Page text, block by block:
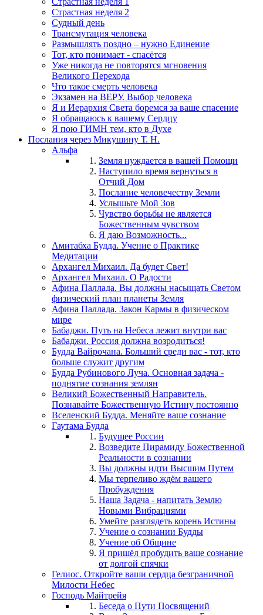
Страстная неделя 2
Судный день
Трансмутация человека
Размышлять поздно – нужно Единение
Тот, кто понимает - спасётся
Уже никогда не повторятся мгновения
Великого Перехода
Что такое смерть человека
Экзамен на ВЕРУ. Выбор человека
Я и Иерархия Света боремся за ваше спасение
Я обращаюсь к вашему Сердцу
Я пою ГИМН тем, кто в Духе
Послания через Микушину Т. Н.
Альфа
Земля нуждается в вашей Помощи
Наступило время вернуться в
Отчий Дом
Послание человечеству Земли
Услышьте Мой Зов
Чувство борьбы не является
Божественным чувством
Я даю Возможность...
Амитабха Будда. Учение о Практике
Медитации
Архангел Михаил. Да будет Свет!
Архангел Михаил. О Радости
Афина Паллада. Вы должны насыщать Светом
физический план планеты Земля
Афина Паллада. Закон Кармы в физическом
мире
Бабаджи. Путь на Небеса лежит внутри вас
Бабаджи. Россия должна возродиться!
Будда Вайрочана. Больший среди вас - тот, кто
больше служит другим
Будда Рубинового Луча. Основная задача -
поднятие сознания землян
Великий Божественный Направитель.
Познавайте Божественную Истину постоянно
Вселенский Будда. Меняйте ваше сознание
Гаутама Будда
Будущее России
Возведите Пирамиду Божественной
Реальности в сознании
Вы должны идти Высшим Путем
Мы терпеливо ждём вашего
Пробуждения
Наша Задача - напитать Землю
Новыми Вибрациями
Умейте разглядеть корень Истины
Учение о сознании Будды
Учение об Общине
Я пришёл пробудить ваше сознание
от долгой спячки
Гелиос. Откройте ваши сердца безграничной
Милости Небес
Господь Майтрейя
Беседа о Пути Посвящений